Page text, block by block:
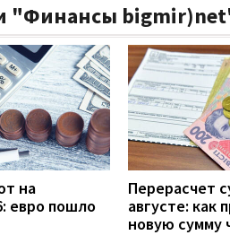
"Финансы
на
евро пошло
Перерасчет
августе: как
новую сумму